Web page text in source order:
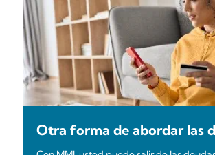
Otra forma de abordar las